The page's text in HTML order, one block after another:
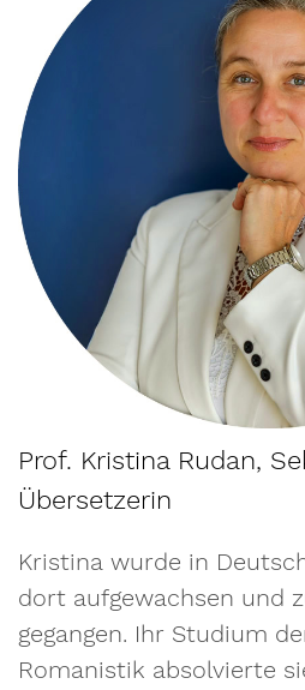
Prof. Kristina Rudan,
Übersetzerin
Kristina wurde in
dort aufgewachsen und
gegangen. Ihr Studium
Romanistik absolvierte